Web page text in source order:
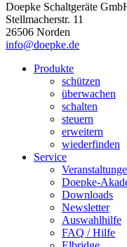
Doepke Schaltgeräte
Stellmacherstr. 11
26506 Norden
info@doepke.de
Produkte
schützen
überwachen
schalten
steuern
erweitern
wiederfinden
Service
Doepke-
Downloads
Newsletter
Auswahlhilfe
FAQ / Hilfe